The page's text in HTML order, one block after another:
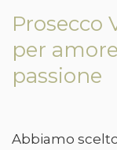
Prosecco
per
passione
Abbiamo